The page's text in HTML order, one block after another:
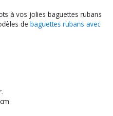
à vos jolies baguettes rubans
de baguettes rubans avec